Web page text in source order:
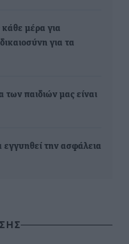
μέρα για
για τα
παιδιών μας είναι
την ασφάλεια